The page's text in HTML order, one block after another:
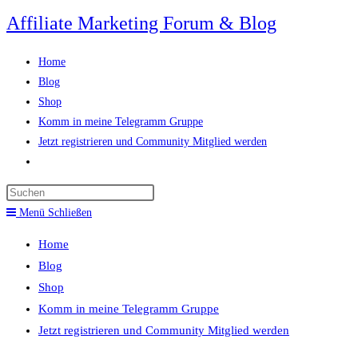
Zum
Inhalt
springen
Affiliate Marketing Forum & Blog
Home
Blog
Shop
Komm in meine Telegramm Gruppe
Jetzt registrieren und Community Mitglied werden
umschalten
panel.
Menü Schließen
Home
Blog
Shop
Komm in meine Telegramm Gruppe
Jetzt registrieren und Community Mitglied werden